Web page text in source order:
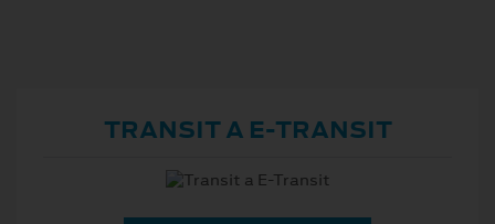
TRANSIT A E⁠-⁠TRANSIT